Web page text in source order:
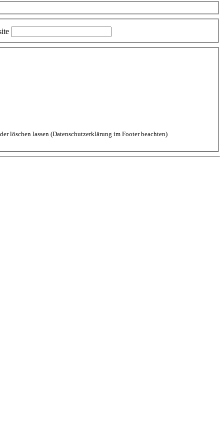
durch diese Website einverstanden. Kommentare kannst Du jederzeit wieder löschen lassen (Datenschutzerklärung im Footer beachten)